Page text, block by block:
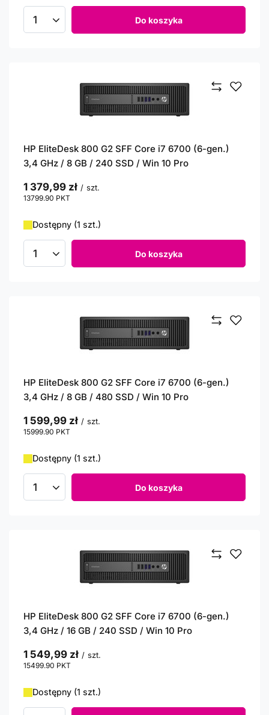
Ilość produktów Do koszyka
HP EliteDesk 800 G2 SFF Core i7 6700 (6-gen.)
3,4 GHz / 8 GB / 240 SSD / Win 10 Pro
1 379,99 zł / szt.
13799.90 PKT
Dostępny (1 szt.)
Ilość produktów Do koszyka
HP EliteDesk 800 G2 SFF Core i7 6700 (6-gen.)
3,4 GHz / 8 GB / 480 SSD / Win 10 Pro
1 599,99 zł / szt.
15999.90 PKT
Dostępny (1 szt.)
Ilość produktów Do koszyka
HP EliteDesk 800 G2 SFF Core i7 6700 (6-gen.)
3,4 GHz / 16 GB / 240 SSD / Win 10 Pro
1 549,99 zł / szt.
15499.90 PKT
Dostępny (1 szt.)